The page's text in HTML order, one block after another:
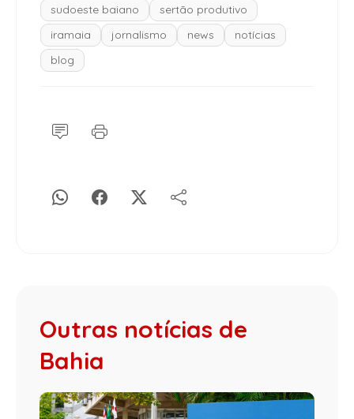
sudoeste baiano
sertão produtivo
iramaia
jornalismo news
notícias
blog
Outras notícias de
Bahia